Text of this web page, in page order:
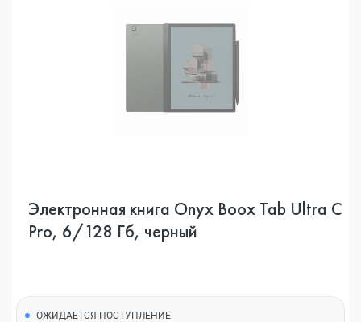
Электронная книга Onyx Boox Tab Ultra C
Pro, 6/128 Гб, черный
ОЖИДАЕТСЯ ПОСТУПЛЕНИЕ